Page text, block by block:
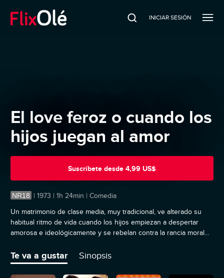
INICIAR SESIÓN
El love feroz o cuando los
hijos juegan al amor
Suscríbete desde 4,99 US$
NR18 | 1973 | 1h 24min | Comedia
Un matrimonio de clase media, muy tradicional, ve alterado su
habitual ritmo de vida cuando los hijos empiezan a despertar
amorosa e ideológicamente y se rebelan contra la rancia moral
Te va a gustar Sinopsis